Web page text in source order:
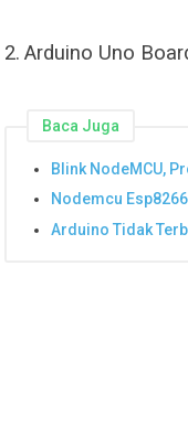
2. Arduino Uno
Baca Juga
Blink NodeMCU,
Nodemcu
Arduino Tidak